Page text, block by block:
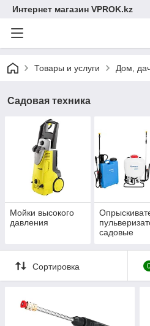
Интернет магазин VPROK.kz
Товары и услуги Дом,
Садовая техника
Мойки высокого
давления
садовые
Сортировка